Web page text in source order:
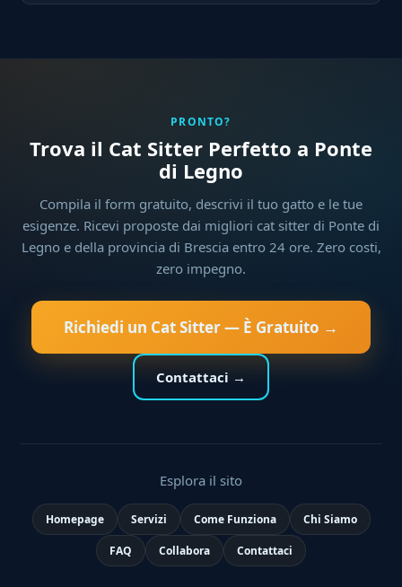
PRONTO?
Trova il Cat Sitter Perfetto a Ponte
di Legno
Compila il form gratuito, descrivi il tuo gatto e le tue
esigenze. Ricevi proposte dai migliori cat sitter di Ponte di
Legno e della provincia di Brescia entro 24 ore. Zero costi,
zero impegno.
Richiedi un Cat Sitter — È Gratuito →
Contattaci →
Esplora il sito
Homepage Servizi Come Funziona Chi Siamo
FAQ Collabora Contattaci